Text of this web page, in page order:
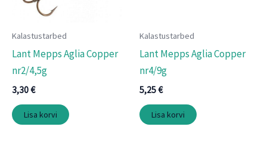
Kalastustarbed
Lant Mepps Aglia Copper
nr2/4,5g
3,30€
Lisa korvi
Kalastustarbed
Lant Mepps Aglia Copper
nr4/9g
5,25€
Lisa korvi